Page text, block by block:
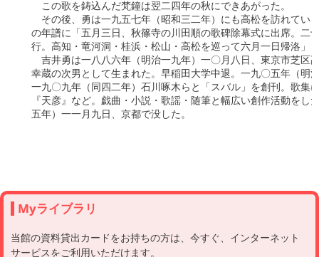
この歌を鋳込んだ梵鐘は翌二四年の秋にできあがった。
その後、勇は一九五七年（昭和三二年）にも高松を訪れてい
の年譜に「五月三日、秋篠寺の川田順の歌碑除幕式に出席。二
行。高知・竜河洞・桂浜・松山・高松を巡って六月一日帰洛」
吉井勇は一八八六年（明治一九年）一〇月八日、東京市芝区
幸蔵の次男として生まれた。早稲田大学中退。一九〇五年（明
一九〇九年（同四二年）石川啄木らと「スバル」を創刊。歌集
『天彦』など。戯曲・小説・歌謡・随筆と幅広い創作活動をし
五年）一一月九日、京都で没した。　　　　　　　　　　　　
Myライブラリ
当館の資料貸出カードをお持ちの方は、今すぐ、インターネット
サービスをご利用いただけます。